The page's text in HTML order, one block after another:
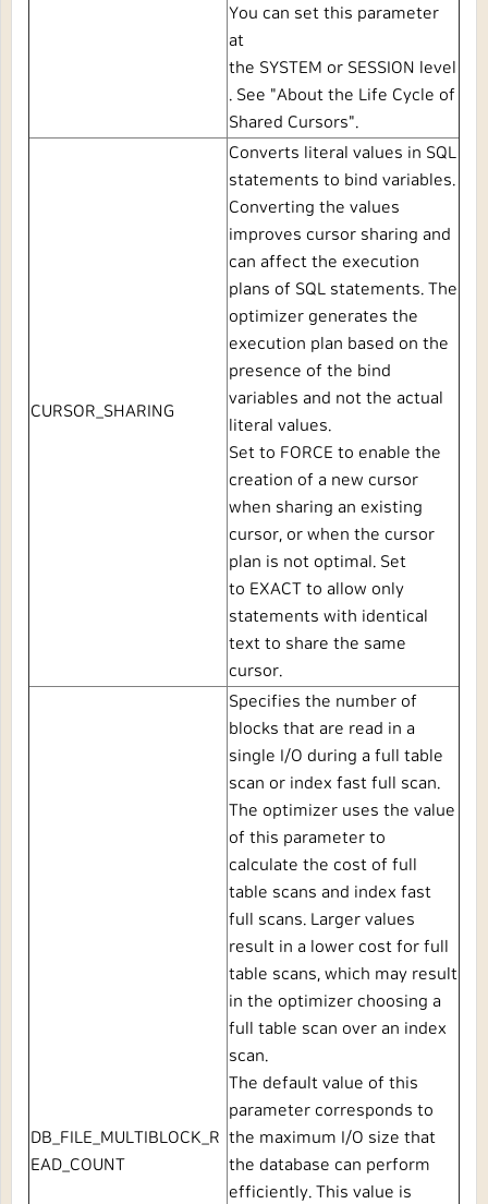
You can set this parameter
at
the SYSTEM or SESSION
level
. See "About the Life Cycle of
Shared Cursors".
CURSOR_SHARING
Converts literal values in SQL
statements to bind variables.
Converting the values
improves cursor sharing and
can affect the execution
plans of SQL statements. The
optimizer generates the
execution plan based on the
presence of the bind
variables and not the actual
literal values.
Set to FORCE to enable the
creation of a new cursor
when sharing an existing
cursor, or when the cursor
plan is not optimal. Set
to EXACT to allow only
statements with identical
text to share the same
cursor.
DB_FILE_MULTIBLOCK_R
EAD_COUNT
Specifies the number of
blocks that are read in a
single I/O during a full table
scan or index fast full scan.
The optimizer uses the value
of this parameter to
calculate the cost of full
table scans and index fast
full scans. Larger values
result in a lower cost for full
table scans, which may result
in the optimizer choosing a
full table scan over an index
scan.
The default value of this
parameter corresponds to
the maximum I/O size that
the database can perform
efficiently. This value is